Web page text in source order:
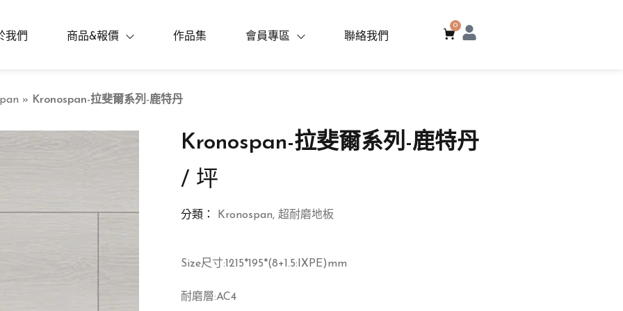
我們 商品&報價 作品集 會員專區 聯絡我們
0
» Kronospan-拉斐爾系列-鹿特丹
Kronospan-拉斐爾系列-鹿特丹
/ 坪
分類： Kronospan, 超耐磨地板
Size尺寸:1215*195*(8+1.5:IXPE)mm
耐磨層:AC4